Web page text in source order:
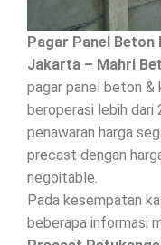
Pagar Panel
Jakarta – Mahri
pagar panel beton
beroperasi lebih dari
penawaran harga
precast dengan
negoitable.
Pada kesempatan
beberapa informasi